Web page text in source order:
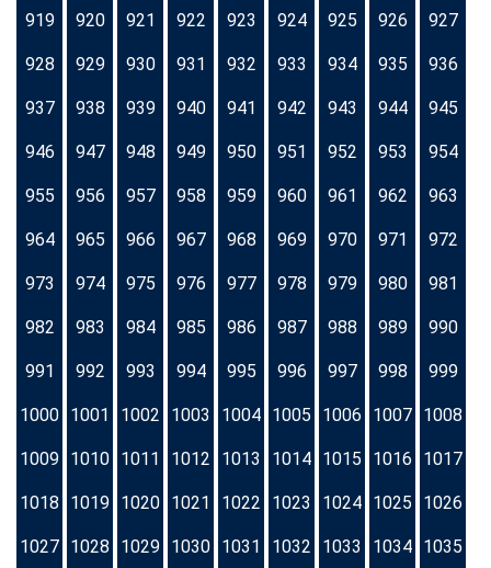
919 920 921 922 923 924 925 926 927
928 929 930 931 932 933 934 935 936
937 938 939 940 941 942 943 944 945
946 947 948 949 950 951 952 953 954
955 956 957 958 959 960 961 962 963
964 965 966 967 968 969 970 971 972
973 974 975 976 977 978 979 980 981
982 983 984 985 986 987 988 989 990
991 992 993 994 995 996 997 998 999
1000 1001 1002 1003 1004 1005 1006 1007 1008
1009 1010 1011 1012 1013 1014 1015 1016 1017
1018 1019 1020 1021 1022 1023 1024 1025 1026
1027 1028 1029 1030 1031 1032 1033 1034 1035